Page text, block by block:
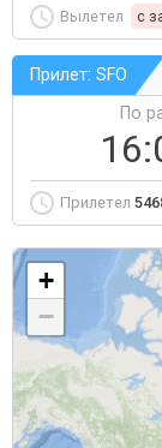
Вылетел c
Прилет: SFO
По
Прилетел
+
−